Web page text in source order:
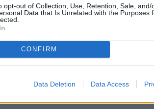
opt-out of Collection, Use, Retention, Sale, and/
Data that Is Unrelated with the Purposes
CONFIRM
Data Deletion Data Access
• linkový střídač • mzda 48.400 Kč •
• obsluha CNC strojů • mzda 48.400 Kč •
(Jihlava, okres Jihlava)
okres Jihlava)
montážní dělník • mzda 44.700 Kč • týdenní zálohy na